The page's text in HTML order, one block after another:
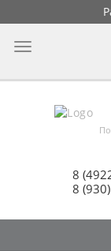
Главное
8
8